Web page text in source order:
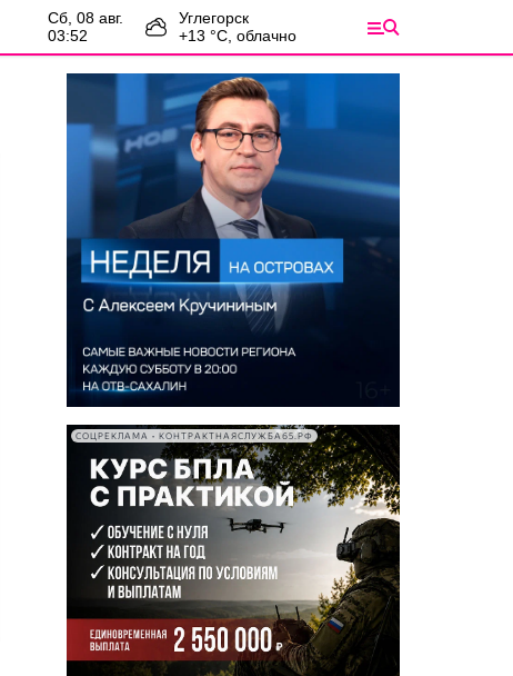
сб, 08 авг.
03:52
Углегорск
+13 °С, облачно
СОЦРЕКЛАМА • КОНТРАКТНАЯСЛУЖБА65.РФ